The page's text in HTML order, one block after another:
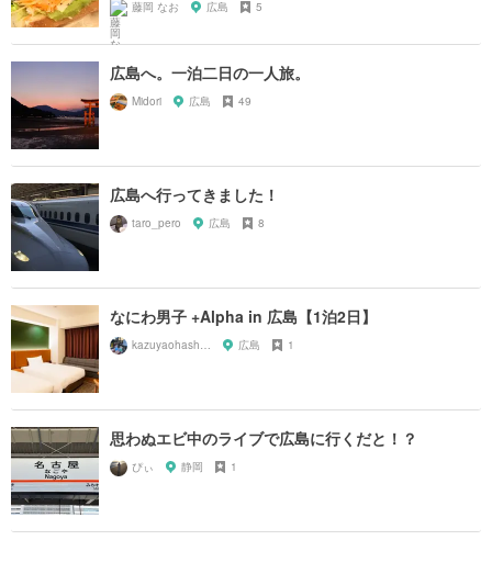
藤岡 なお 広島 5
広島へ。一泊二日の一人旅。
Midori 広島 49
広島へ行ってきました！
taro_pero 広島 8
なにわ男子 +Alpha in 広島【1泊2日】
kazuyaohashi89 広島 1
思わぬエビ中のライブで広島に行くだと！？
ぴぃ 静岡 1